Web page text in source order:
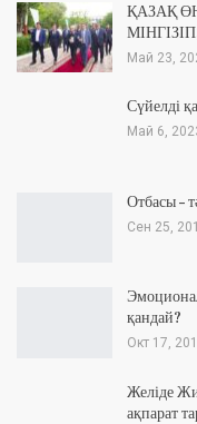
ҚАЗАҚ
Май 23,
Сүйелді
Май 6,
Отбасы –
Сен 25,
қандай?
Окт 17,
Желіде
ақпарат